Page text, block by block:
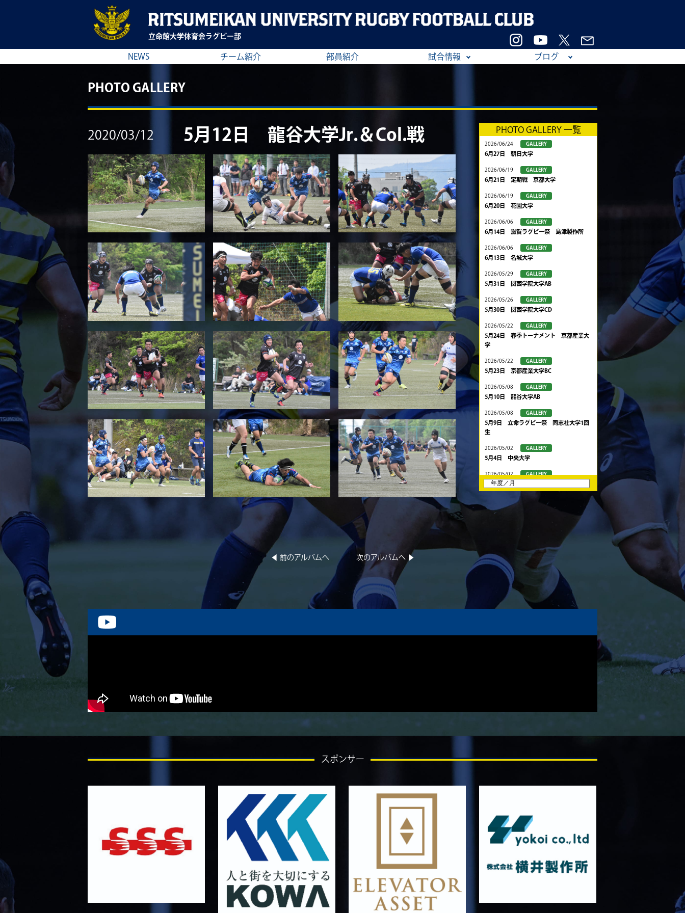
立命館大学体育会ラグビー部
NEWS チーム紹介 部員紹介 試合情報 ブログ
PHOTO GALLERY
2020/03/12 5月12日 龍谷大学Jr.＆Col.戦 PHOTO GALLERY 一覧
2026/06/24 GALLERY
6月27日 朝日大学
2026/06/19 GALLERY
6月21日 定期戦 京都大学
2026/06/19 GALLERY
6月20日 花園大学
2026/06/06 GALLERY
6月14日 滋賀ラグビー祭 島津製作所
2026/06/06 GALLERY
6月13日 名城大学
2026/05/29 GALLERY
5月31日 関西学院大学AB
2026/05/26 GALLERY
5月30日 関西学院大学CD
2026/05/22 GALLERY
5月24日 春季トーナメント 京都産業大
学
2026/05/22 GALLERY
5月23日 京都産業大学BC
2026/05/08 GALLERY
5月10日 龍谷大学AB
2026/05/08 GALLERY
5月9日 立命ラグビー祭 同志社大学1回
生
2026/05/02 GALLERY
5月4日 中央大学
2026/05/02 GALLERY
5月3日 筑波大学
4月26日 亀岡ラグビー祭 同志社大学
GALLERY
4月12日 天理大学AB
2025/12/12
12月13日 大阪体育大学
2025/11/30 GALLERY
2025/10/25 GALLERY
2025/10/19 GALLERY
10月18日 京都産業大学Jr.Col.
2025/10/11 GALLERY
10月12日 京都産業大学
2025/10/03 GALLERY
10月4日 近畿大学Jr.Col.
◀︎ 前のアルバムへ 次のアルバムへ ▶︎
スポンサー